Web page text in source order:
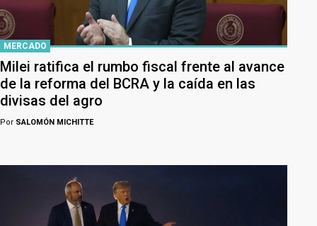
MERCADO
Milei ratifica el rumbo fiscal frente al avance
de la reforma del BCRA y la caída en las
divisas del agro
Por SALOMÓN MICHITTE